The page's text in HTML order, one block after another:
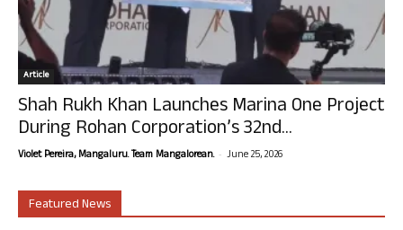
Article
Shah Rukh Khan Launches Marina One Project
During Rohan Corporation’s 32nd...
Violet Pereira, Mangaluru. Team Mangalorean. - June 25, 2026
Featured News